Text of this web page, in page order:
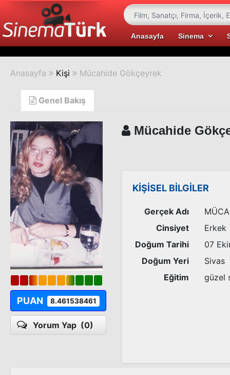
Anasayfa Sinema
Anasayfa Kişi Mücahide Gökçeyrek
Genel Bakış
PUAN 8.461538461
Yorum Yap (0)
Mücahide
KİŞİSEL BİLGİLER
Gerçek Adı
Cinsiyet
Erkek
Doğum Tarihi
07
Doğum Yeri
Sivas
Eğitim
güzel